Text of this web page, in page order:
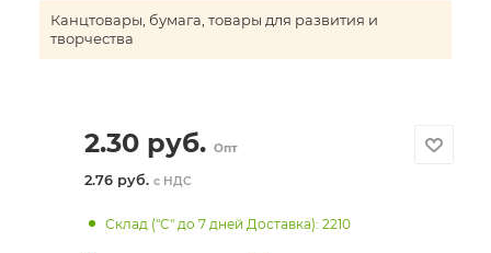
Канцтовары, бумага, товары для развития и
творчества
2.30руб. Опт
2.76 руб. с НДС
Склад ("С" до 7 дней Доставка): 2210